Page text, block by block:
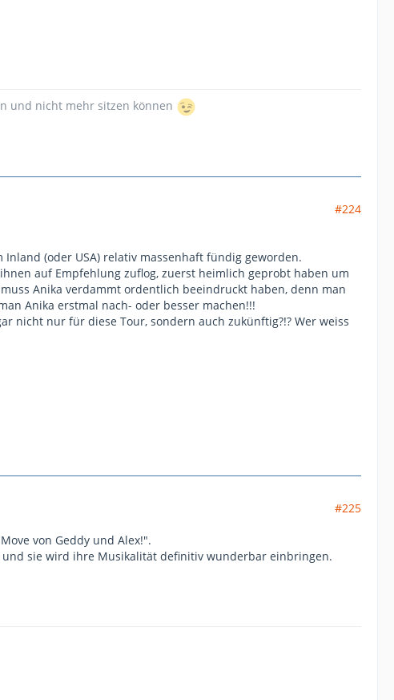
und nicht mehr sitzen können
#224
(oder USA) relativ massenhaft fündig geworden.
auf Empfehlung zuflog, zuerst heimlich geprobt haben um
Anika verdammt ordentlich beeindruckt haben, denn man
Anika erstmal nach- oder besser machen!!!
nicht nur für diese Tour, sondern auch zukünftig?!? Wer weiss
#225
von Geddy und Alex!".
sie wird ihre Musikalität definitiv wunderbar einbringen.